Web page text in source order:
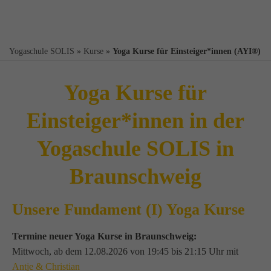
Yogaschule SOLIS » Kurse » Yoga Kurse für Einsteiger*innen (AYI®)
Yoga Kurse für
Einsteiger*innen in der
Yogaschule SOLIS in
Braunschweig
Unsere Fundament (I) Yoga Kurse
Termine neuer Yoga Kurse in Braunschweig:
Mittwoch, ab dem 12.08.2026 von 19:45 bis 21:15 Uhr mit
Antje & Christian